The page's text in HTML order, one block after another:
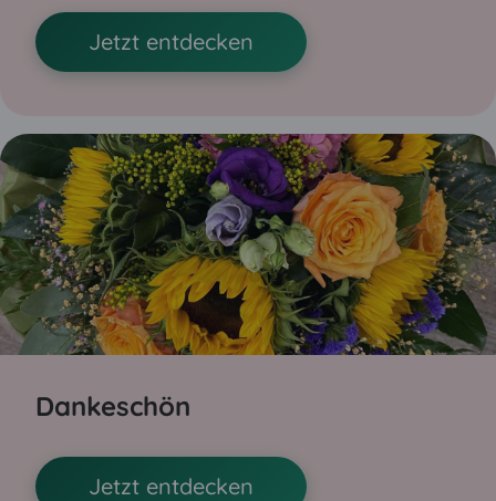
Jetzt entdecken
Dankeschön
Jetzt entdecken